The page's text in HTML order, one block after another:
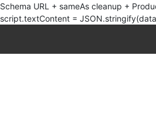
Schema URL + sameAs cleanup +
script.textContent =